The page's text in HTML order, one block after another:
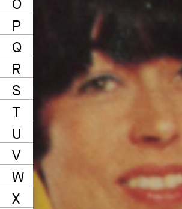
O
P
Q
R
S
T
U
V
W
X